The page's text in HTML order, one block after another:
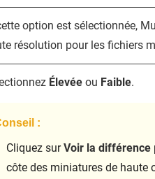
option est sélectionnée,
résolution pour les fichiers
Élevée ou Faible.
:
Cliquez surVoir la différence
côte des miniatures de haute